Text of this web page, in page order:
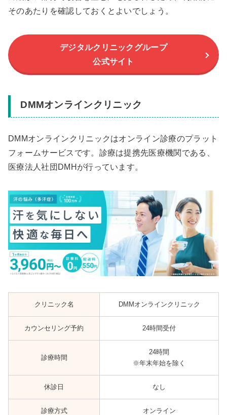
そのあたりを確認しておくとよいでしょう。
デジタルクリニックグループ
公式サイト
DMMオンラインクリニック
DMMオンラインクリニックはオンライン診療のプラット
フォームサービスです。診療は提携先医療機関である、
医療法人社団DMHが行っています。
クリニック名 DMMオンラインクリニック
カウンセリング予約 24時間受付
診療時間
24時間
※年末年始を除く
休診日 なし
診療方式 オンライン